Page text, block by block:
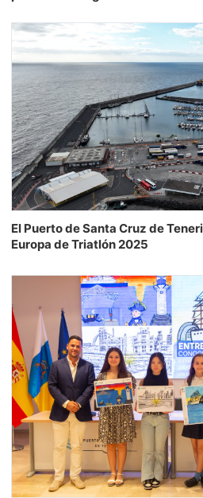
El Puerto de Santa Cruz de
Europa de Triatlón 2025